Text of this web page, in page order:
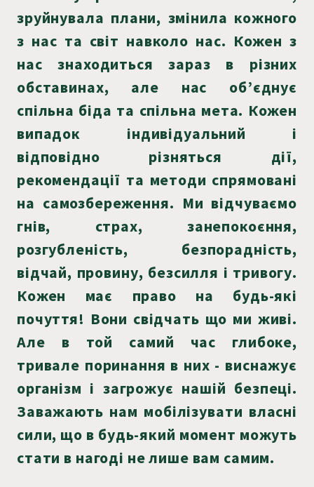
зруйнувала плани, змінила кожного
з нас та світ навколо нас. Кожен з
нас знаходиться зараз в різних
обставинах, але нас об’єднує
спільна біда та спільна мета. Кожен
випадок індивідуальний і
відповідно різняться дії,
рекомендації та методи спрямовані
на самозбереження. Ми відчуваємо
гнів, страх, занепокоєння,
розгубленість, безпорадність,
відчай, провину, безсилля і тривогу.
Кожен має право на будь-які
почуття! Вони свідчать що ми живі.
Але в той самий час глибоке,
тривале поринання в них - виснажує
організм і загрожує нашій безпеці.
Заважають нам мобілізувати власні
сили, що в будь-який момент можуть
стати в нагоді не лише вам самим.